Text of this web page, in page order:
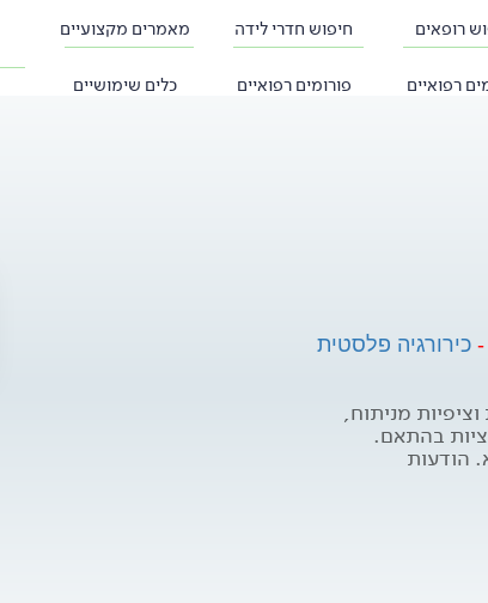
רופאים חיפוש חדרי לידה מאמרים מקצועיים
רפואיים פורומים רפואיים כלים שימושיים
- כירורגיה פלסטית
מניתוח,
בהתאם.
הודעות
שונים